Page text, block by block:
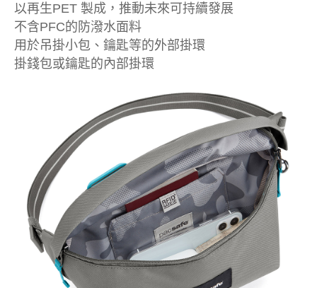
以再生PET 製成，推動未來可持續發展
不含PFC的防潑水面料
用於吊掛小包、鑰匙等的外部掛環
掛錢包或鑰匙的內部掛環